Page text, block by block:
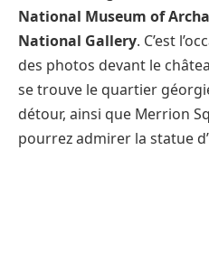
National Museum of
National Gallery. C’est
des photos devant le
se trouve le quartier
détour, ainsi que Merrion
pourrez admirer la statue